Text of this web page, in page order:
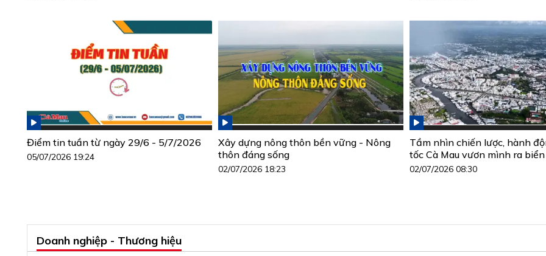
Điểm tin tuần từ ngày 29/6 - 5/7/2026
05/07/2026 19:24
Xây dựng nông thôn bền vững - Nông
thôn đáng sống
02/07/2026 18:23
Tầm nhìn chiến lược, hành
tốc Cà Mau vươn mình ra
02/07/2026 08:30
Doanh nghiệp - Thương hiệu